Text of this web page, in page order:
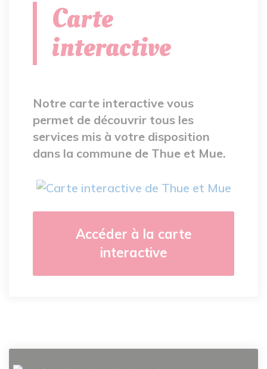
Carte
interactive
Notre carte interactive vous
permet de découvrir tous les
services mis à votre disposition
dans la commune de Thue et Mue.
Accéder à la carte
interactive